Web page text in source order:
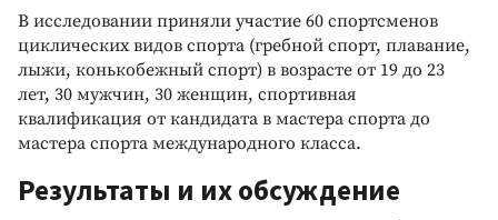
В исследовании приняли участие 60 спортсменов
циклических видов спорта (гребной спорт, плавание,
лыжи, конькобежный спорт) в возрасте от 19 до 23
лет, 30 мужчин, 30 женщин, спортивная
квалификация от кандидата в мастера спорта до
мастера спорта международного класса.
Результаты и их обсуждение